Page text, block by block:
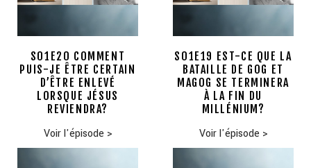
S01E20 COMMENT
PUIS-JE ÊTRE CERTAIN
D’ÊTRE ENLEVÉ
LORSQUE JÉSUS
REVIENDRA?
Voir l'épisode >
S01E19 EST-CE QUE LA
BATAILLE DE GOG ET
MAGOG SE TERMINERA
À LA FIN DU
MILLÉNIUM?
Voir l'épisode >